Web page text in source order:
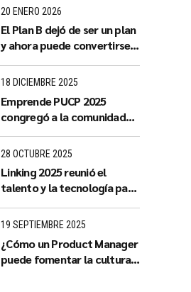
con impacto territorial
20 ENERO 2026
El Plan B dejó de ser un plan
y ahora puede convertirse
18 DICIEMBRE 2025
Emprende PUCP 2025
congregó a la comunidad
nueva edición
28 OCTUBRE 2025
Linking 2025 reunió el
talento y la tecnología para
mañana
19 SEPTIEMBRE 2025
¿Cómo un Product Manager
puede fomentar la cultura